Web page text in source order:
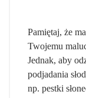
Pamiętaj, że
Twojemu
Jednak, aby
podjadania
np. pestki